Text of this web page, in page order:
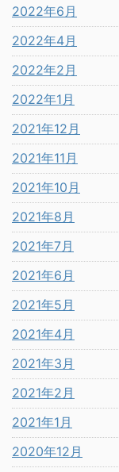
2022年6月
2022年4月
2022年2月
2022年1月
2021年12月
2021年11月
2021年10月
2021年8月
2021年7月
2021年6月
2021年5月
2021年4月
2021年3月
2021年2月
2021年1月
2020年12月